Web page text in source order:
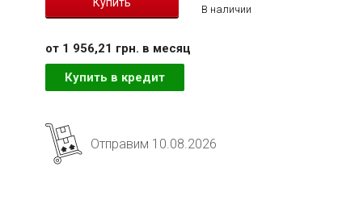
В наличии
от 1 956,21 грн. в месяц
Купить в кредит
Отправим 10.08.2026